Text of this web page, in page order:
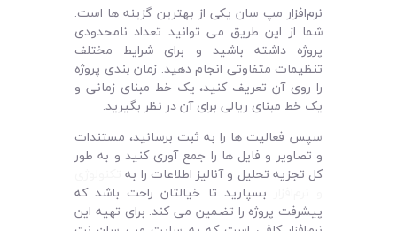
نرم‌افزار مپ سان یکی از بهترین گزینه‌ ها است.
شما از این طریق می‌ توانید تعداد نامحدودی
پروژه داشته باشید و برای شرایط مختلف
تنظیمات متفاوتی انجام دهید. زمان بندی پروژه
را روی آن تعریف کنید، یک خط مبنای زمانی و
یک خط مبنای ریالی برای آن در نظر بگیرید.
سپس فعالیت‌ ها را به ثبت برسانید، مستندات
و تصاویر و فایل‌ ها را جمع آوری کنید و به طور
کل تجزیه تحلیل و آنالیز اطلاعات را به
بسپارید تا خیالتان راحت باشد که
پیشرفت پروژه را تضمین می‌ کند. برای تهیه این